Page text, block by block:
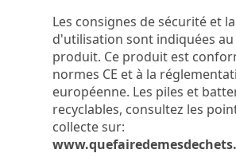
Les consignes de sécurité et
d'utilisation sont indiquées
produit. Ce produit est
normes CE et à la
européenne. Les piles et
recyclables, consultez les
collecte sur: